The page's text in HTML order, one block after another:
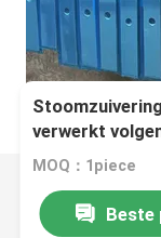
verwerkt
MOQ：1piece
Beste